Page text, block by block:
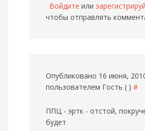
Войдите или
чтобы отправлять
Опубликовано 16 июня,
пользователем Гость ( ) #
ППЦ - эртк - отстой,
будет